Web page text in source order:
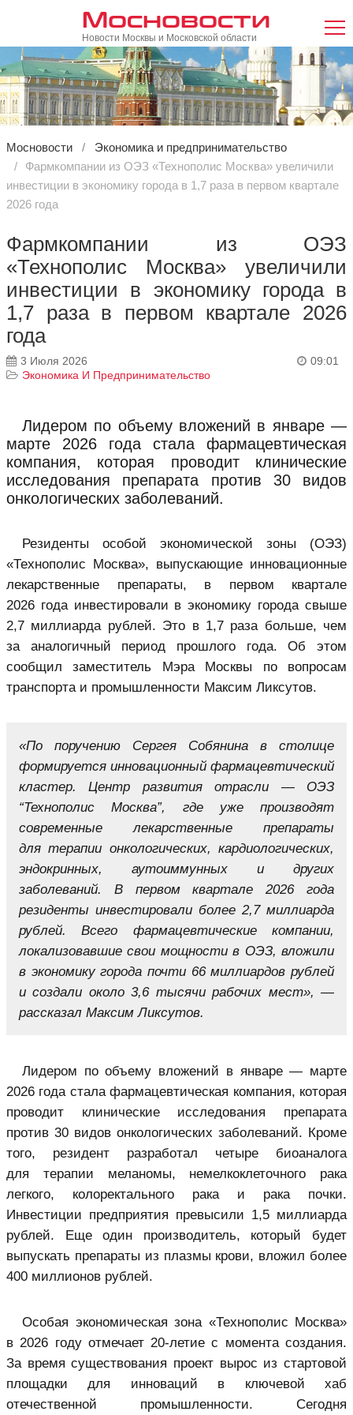
Мосновости
Новости Москвы и Московской области
Мосновости
Экономика и предпринимательство
Фармкомпании из ОЭЗ «Технополис Москва» увеличили
инвестиции в экономику города в 1,7 раза в первом квартале
2026 года
Фармкомпании из ОЭЗ
«Технополис Москва» увеличили
инвестиции в экономику города в
1,7 раза в первом квартале 2026
года
3 Июля 2026
09:01
Экономика И Предпринимательство
Лидером по объему вложений в январе —
марте 2026 года стала фармацевтическая
компания, которая проводит клинические
исследования препарата против 30 видов
онкологических заболеваний.
Резиденты особой экономической зоны (ОЭЗ)
«Технополис Москва», выпускающие инновационные
лекарственные препараты, в первом квартале
2026 года инвестировали в экономику города свыше
2,7 миллиарда рублей. Это в 1,7 раза больше, чем
за аналогичный период прошлого года. Об этом
сообщил заместитель Мэра Москвы по вопросам
транспорта и промышленности Максим Ликсутов.
«По поручению Сергея Собянина в столице
формируется инновационный фармацевтический
кластер. Центр развития отрасли — ОЭЗ
“Технополис Москва”, где уже производят
современные лекарственные препараты
для терапии онкологических, кардиологических,
эндокринных, аутоиммунных и других
заболеваний. В первом квартале 2026 года
резиденты инвестировали более 2,7 миллиарда
рублей. Всего фармацевтические компании,
локализовавшие свои мощности в ОЭЗ, вложили
в экономику города почти 66 миллиардов рублей
и создали около 3,6 тысячи рабочих мест», —
рассказал Максим Ликсутов.
Лидером по объему вложений в январе — марте
2026 года стала фармацевтическая компания, которая
проводит клинические исследования препарата
против 30 видов онкологических заболеваний. Кроме
того, резидент разработал четыре биоаналога
для терапии меланомы, немелкоклеточного рака
легкого, колоректального рака и рака почки.
Инвестиции предприятия превысили 1,5 миллиарда
рублей. Еще один производитель, который будет
выпускать препараты из плазмы крови, вложил более
400 миллионов рублей.
Особая экономическая зона «Технополис Москва»
в 2026 году отмечает 20-летие с момента создания.
За время существования проект вырос из стартовой
площадки для инноваций в ключевой хаб
отечественной промышленности. Сегодня